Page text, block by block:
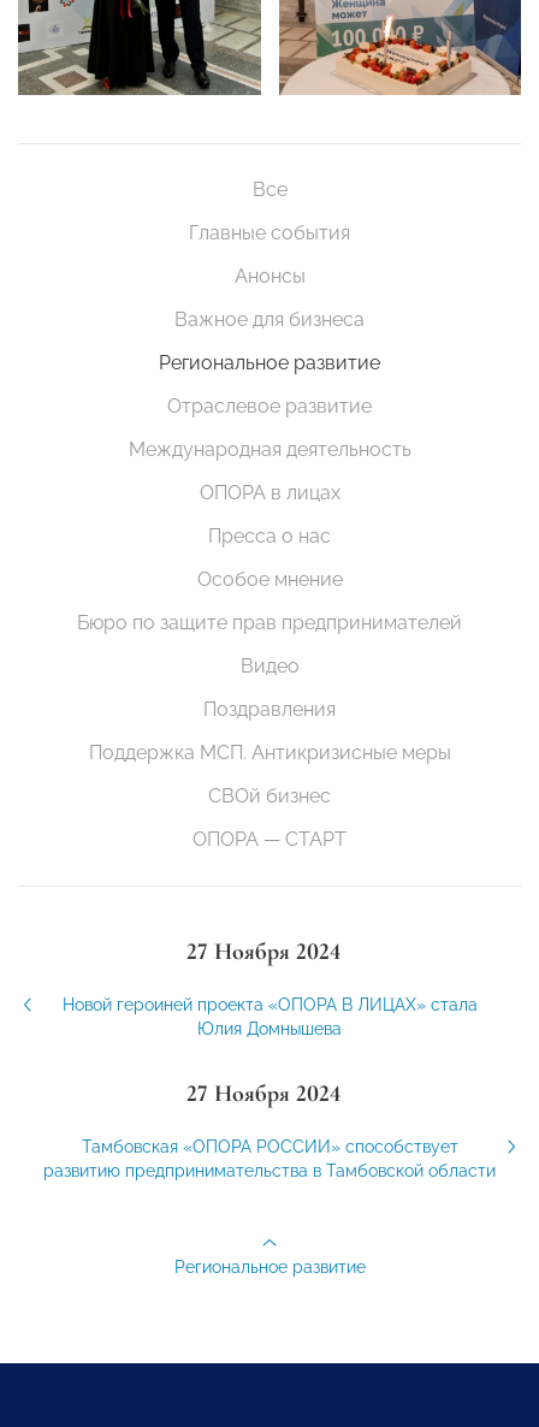
Все
Главные события
Анонсы
Важное для бизнеса
Региональное развитие
Отраслевое развитие
Международная деятельность
ОПОРА в лицах
Пресса о нас
Особое мнение
Бюро по защите прав предпринимателей
Видео
Поздравления
Поддержка МСП. Антикризисные меры
СВОй бизнес
ОПОРА — СТАРТ
27 Ноября 2024
Новой героиней проекта «ОПОРА В ЛИЦАХ» стала
Юлия Домнышева
27 Ноября 2024
Тамбовская «ОПОРА РОССИИ» способствует
развитию предпринимательства в Тамбовской области
Региональное развитие